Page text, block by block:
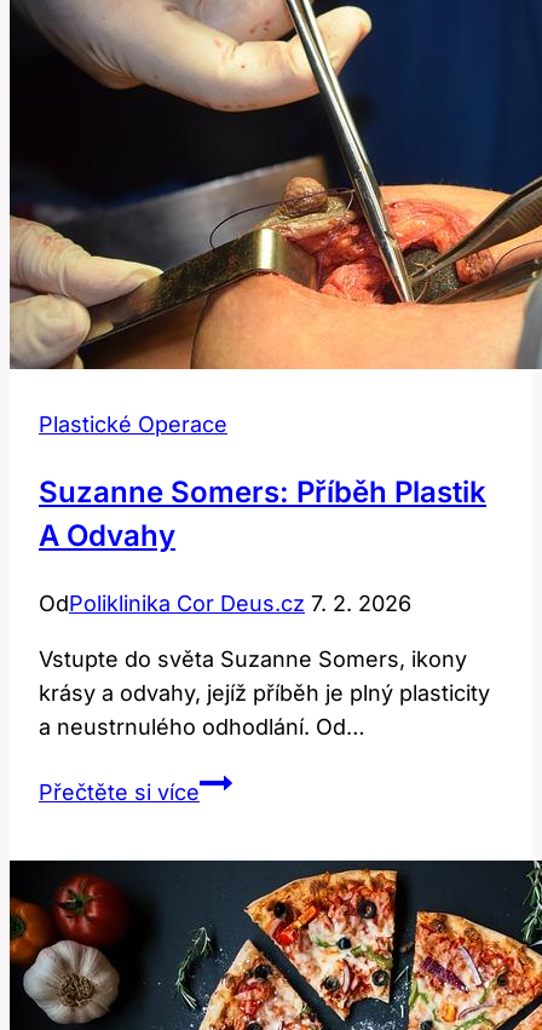
Plastické Operace
Suzanne Somers: Příběh Plastik
A Odvahy
OdPoliklinika Cor Deus.cz 7. 2. 2026
Vstupte do​ světa Suzanne Somers, ‌ikony
krásy a odvahy, ⁣jejíž ‌příběh je plný ​plasticity
a neustrnulého odhodlání. Od…
Přečtěte si víceSuzanne
odvahy